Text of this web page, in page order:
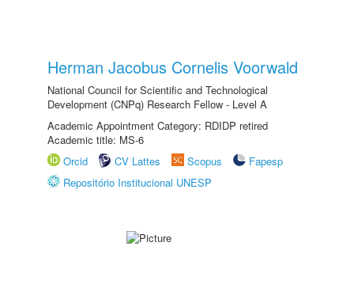
Herman Jacobus Cornelis Voorwald
National Council for Scientific and Technological
Development (CNPq) Research Fellow - Level A
Academic Appointment Category: RDIDP retired
Academic title: MS-6
Orcid
CV Lattes Scopus
Fapesp
Repositório Institucional UNESP